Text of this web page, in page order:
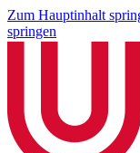
Zum Hauptinhalt
springen